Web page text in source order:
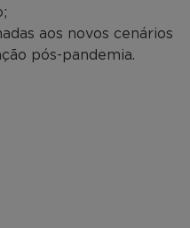
aos novos cenários
pós-pandemia.